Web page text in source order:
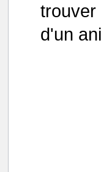
trouver
d'un